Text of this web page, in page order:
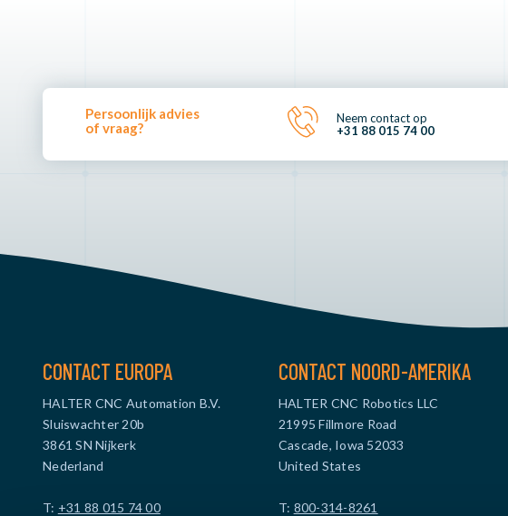
Persoonlijk advies
of vraag?
Neem contact op
+31 88 015 74 00
CONTACT EUROPA
HALTER CNC Automation B.V.
Sluiswachter 20b
3861 SN Nijkerk
Nederland
T: +31 88 015 74 00
CONTACT NOORD-AMERIKA
HALTER CNC Robotics LLC
21995 Fillmore Road
Cascade, Iowa 52033
United States
T: 800-314-8261